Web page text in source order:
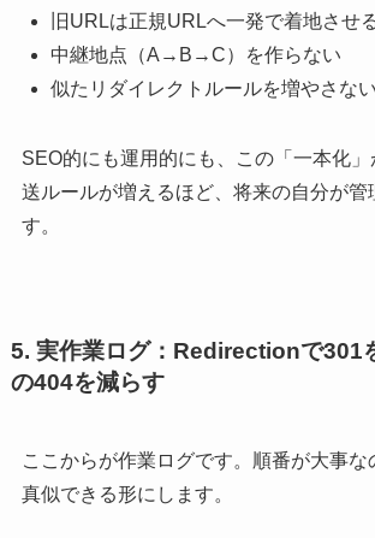
旧URLは正規URLへ一発で着地させ
中継地点（A→B→C）を作らない
似たリダイレクトルールを増やさない
SEO的にも運用的にも、この「一本化
送ルールが増えるほど、将来の自分が管
す。
5. 実作業ログ：Redirectionで301
の404を減らす
ここからが作業ログです。順番が大事な
真似できる形にします。